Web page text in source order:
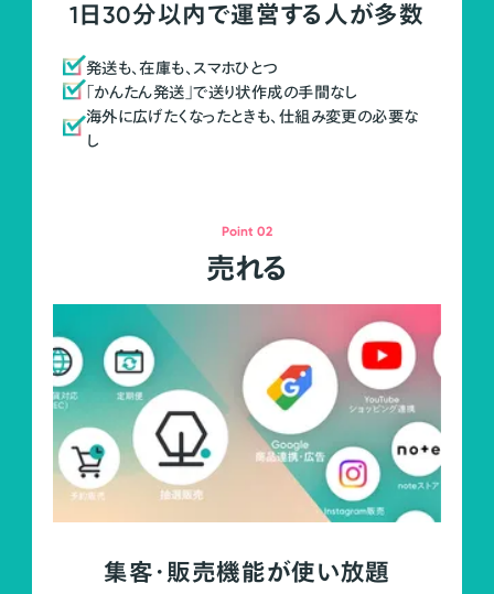
1日30分以内で運営する人が多数
発送も、在庫も、スマホひとつ
「かんたん発送」で送り状作成の手間なし
海外に広げたくなったときも、仕組み変更の必要な
し
Point 02
売れる
集客・販売機能が使い放題